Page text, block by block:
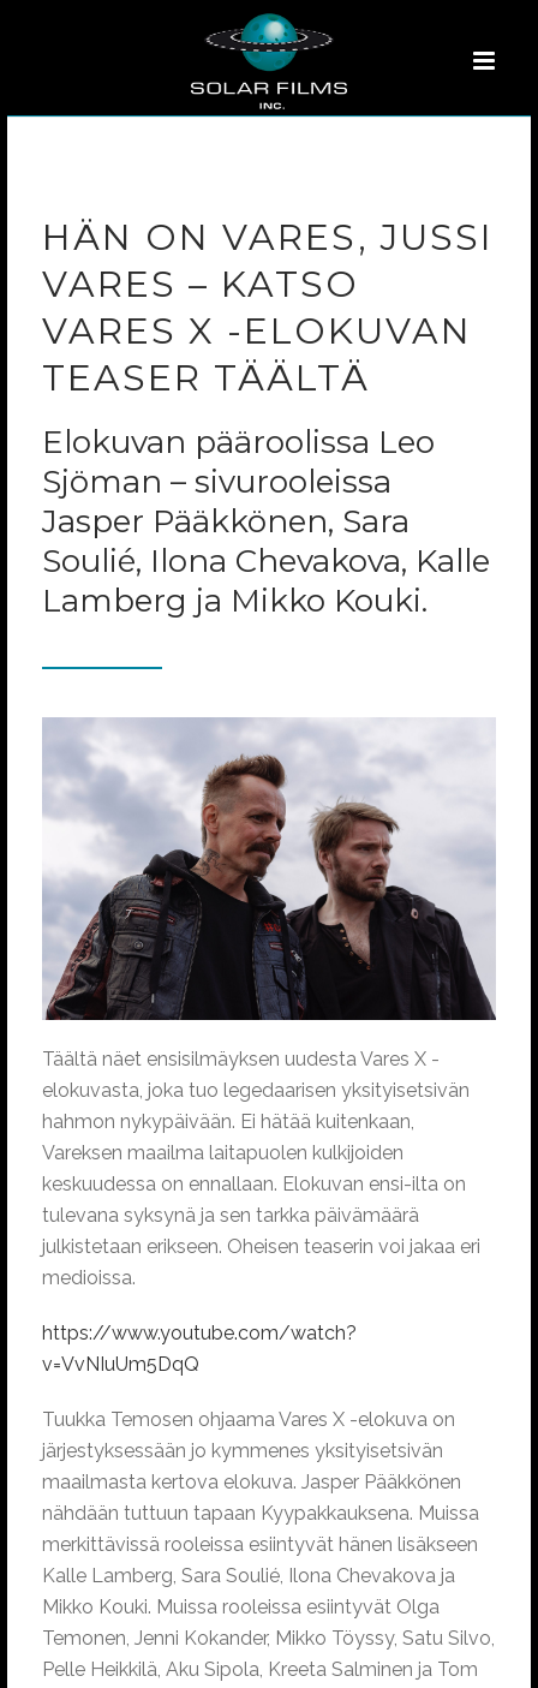
HÄN ON VARES, JUSSI
VARES – KATSO
VARES X -ELOKUVAN
TEASER TÄÄLTÄ
Elokuvan pääroolissa Leo
Sjöman – sivurooleissa
Jasper Pääkkönen, Sara
Soulié, Ilona Chevakova, Kalle
Lamberg ja Mikko Kouki.
Täältä näet ensisilmäyksen uudesta Vares X -
elokuvasta, joka tuo legedaarisen yksityisetsivän
hahmon nykypäivään. Ei hätää kuitenkaan,
Vareksen maailma laitapuolen kulkijoiden
keskuudessa on ennallaan. Elokuvan ensi-ilta on
tulevana syksynä ja sen tarkka päivämäärä
julkistetaan erikseen. Oheisen teaserin voi jakaa eri
medioissa.
https://www.youtube.com/watch?
v=VvNIuUm5DqQ
Tuukka Temosen ohjaama Vares X -elokuva on
järjestyksessään jo kymmenes yksityisetsivän
maailmasta kertova elokuva. Jasper Pääkkönen
nähdään tuttuun tapaan Kyypakkauksena. Muissa
merkittävissä rooleissa esiintyvät hänen lisäkseen
Kalle Lamberg, Sara Soulié, Ilona Chevakova ja
Mikko Kouki. Muissa rooleissa esiintyvät Olga
Temonen, Jenni Kokander, Mikko Töyssy, Satu Silvo,
Pelle Heikkilä, Aku Sipola, Kreeta Salminen ja Tom